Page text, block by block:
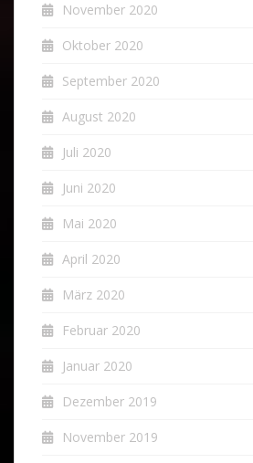
November 2020
Oktober 2020
September 2020
August 2020
Juli 2020
Juni 2020
Mai 2020
April 2020
März 2020
Februar 2020
Januar 2020
Dezember 2019
November 2019